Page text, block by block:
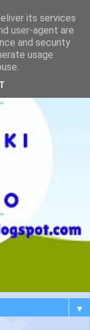
▼
its services
user-agent are
and security
usage